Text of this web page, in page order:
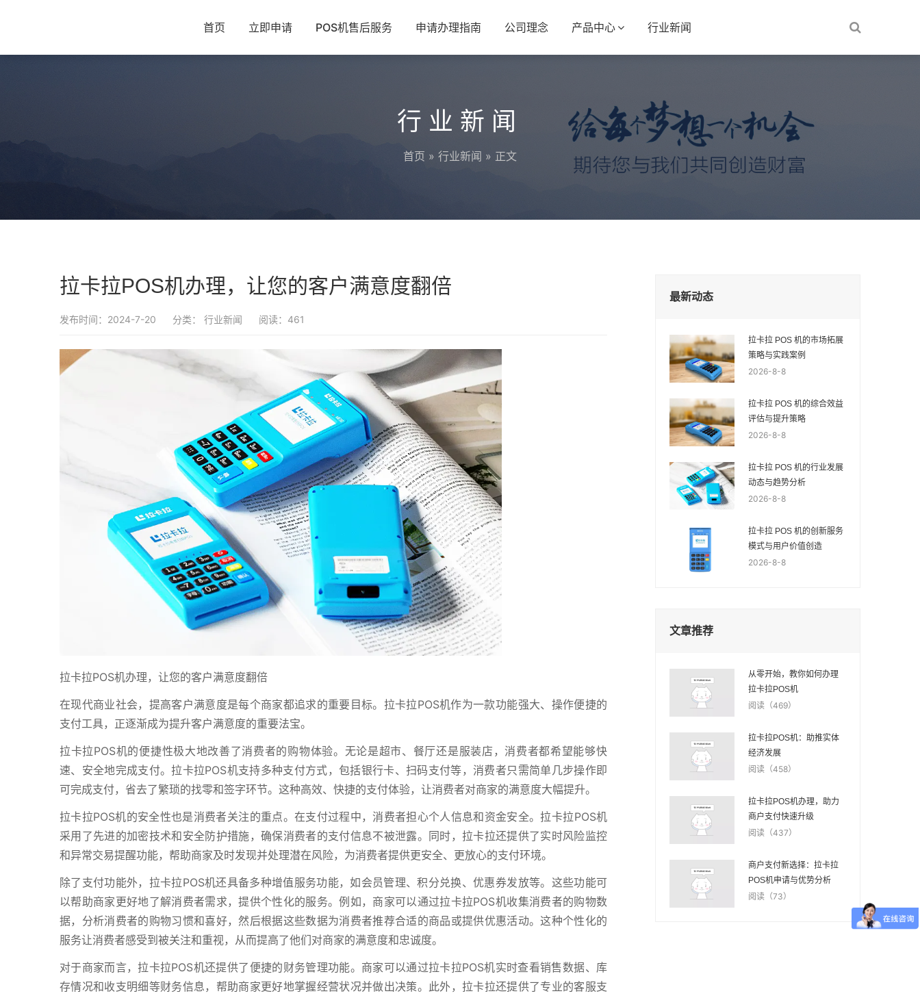
首页 立即申请 POS机售后服务 申请办理指南 公司理念 产品中心 行业新闻
行业新闻
首页 » 行业新闻 » 正文
拉卡拉POS机办理，让您的客户满意度翻倍
发布时间：2024-7-20 分类： 行业新闻 阅读：461
拉卡拉POS机办理，让您的客户满意度翻倍
在现代商业社会，提高客户满意度是每个商家都追求的重要目标。拉卡拉POS机作为一款功能强大、操作便捷的
支付工具，正逐渐成为提升客户满意度的重要法宝。
拉卡拉POS机的便捷性极大地改善了消费者的购物体验。无论是超市、餐厅还是服装店，消费者都希望能够快
速、安全地完成支付。拉卡拉POS机支持多种支付方式，包括银行卡、扫码支付等，消费者只需简单几步操作即
可完成支付，省去了繁琐的找零和签字环节。这种高效、快捷的支付体验，让消费者对商家的满意度大幅提升。
拉卡拉POS机的安全性也是消费者关注的重点。在支付过程中，消费者担心个人信息和资金安全。拉卡拉POS机
采用了先进的加密技术和安全防护措施，确保消费者的支付信息不被泄露。同时，拉卡拉还提供了实时风险监控
和异常交易提醒功能，帮助商家及时发现并处理潜在风险，为消费者提供更安全、更放心的支付环境。
除了支付功能外，拉卡拉POS机还具备多种增值服务功能，如会员管理、积分兑换、优惠券发放等。这些功能可
以帮助商家更好地了解消费者需求，提供个性化的服务。例如，商家可以通过拉卡拉POS机收集消费者的购物数
据，分析消费者的购物习惯和喜好，然后根据这些数据为消费者推荐合适的商品或提供优惠活动。这种个性化的
服务让消费者感受到被关注和重视，从而提高了他们对商家的满意度和忠诚度。
对于商家而言，拉卡拉POS机还提供了便捷的财务管理功能。商家可以通过拉卡拉POS机实时查看销售数据、库
存情况和收支明细等财务信息，帮助商家更好地掌握经营状况并做出决策。此外，拉卡拉还提供了专业的客服支
最新动态
拉卡拉 POS 机的市场拓展
策略与实践案例
2026-8-8
拉卡拉 POS 机的综合效益
评估与提升策略
2026-8-8
拉卡拉 POS 机的行业发展
动态与趋势分析
2026-8-8
拉卡拉 POS 机的创新服务
模式与用户价值创造
2026-8-8
文章推荐
从零开始，教你如何办理
拉卡拉POS机
阅读（469）
拉卡拉POS机：助推实体
经济发展
阅读（458）
拉卡拉POS机办理，助力
商户支付快速升级
阅读（437）
商户支付新选择：拉卡拉
POS机申请与优势分析
阅读（73）